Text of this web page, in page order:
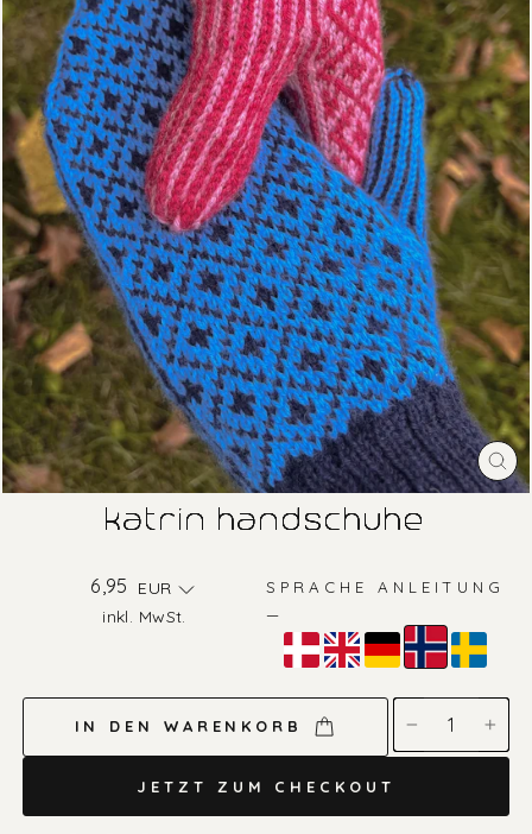
katrin handschuhe
6,95 Normaler
Preis
EUR
inkl. MwSt.
SPRACHE ANLEITUNG
—
Farbe
Norwegisch
IN DEN WARENKORB
JETZT ZUM CHECKOUT